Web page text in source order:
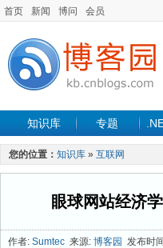
首页 新闻 博问 会员
知识库 专题
手机开发 软件工程
最新文章
您的位置： 知识库 » 互联网
眼球网站经济
作者: Sumtec来源: 博客园 发布时